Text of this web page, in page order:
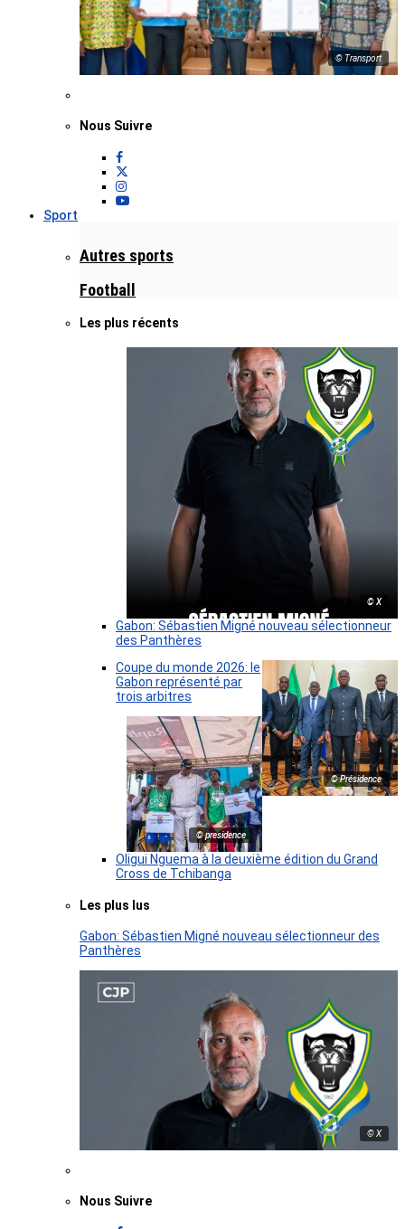
© Transport
Nous Suivre
Sport
Autres sports
Football
Les plus récents
© X
Gabon: Sébastien Migné nouveau sélectionneur
des Panthères
© Présidence
Coupe du monde 2026: le
Gabon représenté par
trois arbitres
© presidence
Oligui Nguema à la deuxième édition du Grand
Cross de Tchibanga
Les plus lus
Gabon: Sébastien Migné nouveau sélectionneur des
Panthères
© X
Nous Suivre